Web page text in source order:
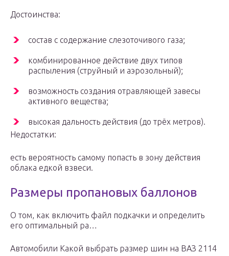
Достоинства:
состав с содержание слезоточивого газа;
комбинированное действие двух типов
распыления (струйный и аэрозольный);
возможность создания отравляющей завесы
активного вещества;
высокая дальность действия (до трёх метров).
Недостатки:
есть вероятность самому попасть в зону действия
облака едкой взвеси.
Размеры пропановых баллонов
О том, как включить файл подкачки и определить
его оптимальный ра…
Автомобили Какой выбрать размер шин на ВАЗ 2114